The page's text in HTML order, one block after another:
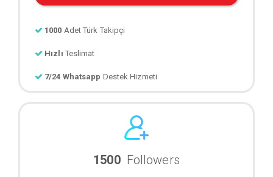
1000 Adet Türk Takipçi
Hızlı Teslimat
7/24 Whatsapp Destek Hizmeti
1500 Followers